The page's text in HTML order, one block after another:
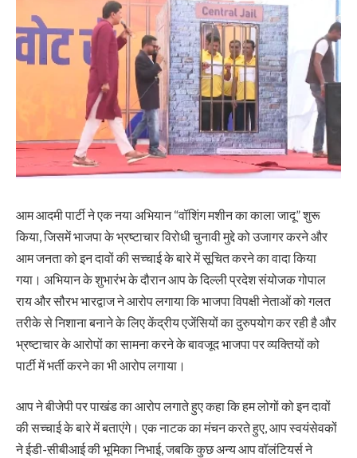
आम आदमी पार्टी ने एक नया अभियान “वॉशिंग मशीन का काला जादू” शुरू
किया, जिसमें भाजपा के भ्रष्टाचार विरोधी चुनावी मुद्दे को उजागर करने और
आम जनता को इन दावों की सच्चाई के बारे में सूचित करने का वादा किया
गया। अभियान के शुभारंभ के दौरान आप के दिल्ली प्रदेश संयोजक गोपाल
राय और सौरभ भारद्वाज ने आरोप लगाया कि भाजपा विपक्षी नेताओं को गलत
तरीके से निशाना बनाने के लिए केंद्रीय एजेंसियों का दुरुपयोग कर रही है और
भ्रष्टाचार के आरोपों का सामना करने के बावजूद भाजपा पर व्यक्तियों को
पार्टी में भर्ती करने का भी आरोप लगाया।
आप ने बीजेपी पर पाखंड का आरोप लगाते हुए कहा कि हम लोगों को इन दावों
की सच्चाई के बारे में बताएंगे। एक नाटक का मंचन करते हुए, आप स्वयंसेवकों
ने ईडी-सीबीआई की भूमिका निभाई, जबकि कुछ अन्य आप वॉलंटियर्स ने